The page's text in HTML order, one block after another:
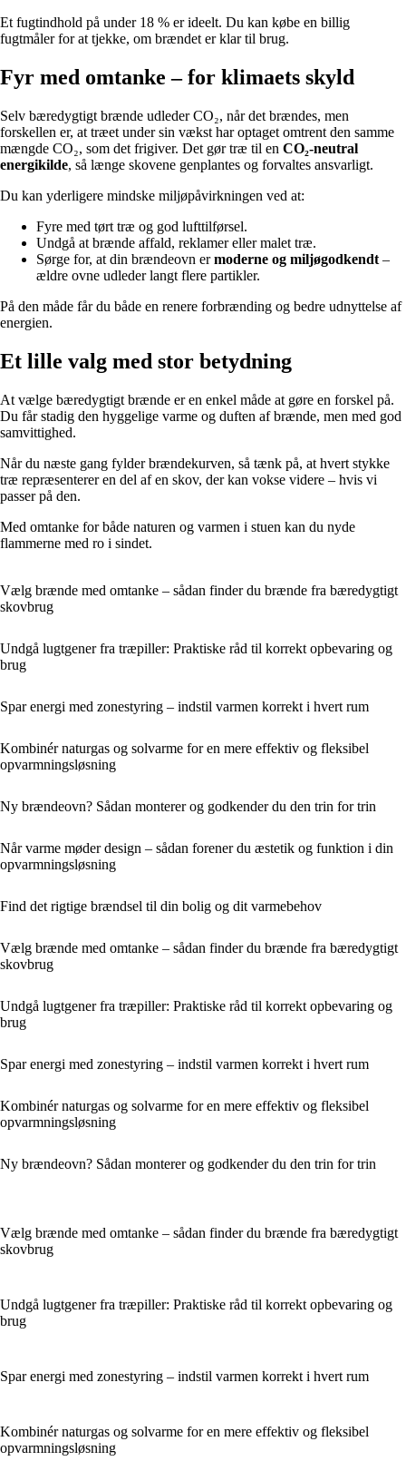
Et fugtindhold på under 18 % er ideelt. Du kan købe en billig
fugtmåler for at tjekke, om brændet er klar til brug.
Fyr med omtanke – for klimaets skyld
Selv bæredygtigt brænde udleder CO₂, når det brændes, men
forskellen er, at træet under sin vækst har optaget omtrent den samme
mængde CO₂, som det frigiver. Det gør træ til en CO₂-neutral
energikilde, så længe skovene genplantes og forvaltes ansvarligt.
Du kan yderligere mindske miljøpåvirkningen ved at:
Fyre med tørt træ og god lufttilførsel.
Undgå at brænde affald, reklamer eller malet træ.
Sørge for, at din brændeovn ermoderne og miljøgodkendt –
ældre ovne udleder langt flere partikler.
På den måde får du både en renere forbrænding og bedre udnyttelse af
energien.
Et lille valg med stor betydning
At vælge bæredygtigt brænde er en enkel måde at gøre en forskel på.
Du får stadig den hyggelige varme og duften af brænde, men med god
samvittighed.
Når du næste gang fylder brændekurven, så tænk på, at hvert stykke
træ repræsenterer en del af en skov, der kan vokse videre – hvis vi
passer på den.
Med omtanke for både naturen og varmen i stuen kan du nyde
flammerne med ro i sindet.
Vælg brænde med omtanke – sådan finder du brænde fra bæredygtigt
skovbrug
Undgå lugtgener fra træpiller: Praktiske råd til korrekt opbevaring og
brug
Spar energi med zonestyring – indstil varmen korrekt i hvert rum
Kombinér naturgas og solvarme for en mere effektiv og fleksibel
opvarmningsløsning
Ny brændeovn? Sådan monterer og godkender du den trin for trin
Når varme møder design – sådan forener du æstetik og funktion i din
opvarmningsløsning
Find det rigtige brændsel til din bolig og dit varmebehov
Vælg brænde med omtanke – sådan finder du brænde fra bæredygtigt
skovbrug
Undgå lugtgener fra træpiller: Praktiske råd til korrekt opbevaring og
brug
Spar energi med zonestyring – indstil varmen korrekt i hvert rum
Kombinér naturgas og solvarme for en mere effektiv og fleksibel
opvarmningsløsning
Ny brændeovn? Sådan monterer og godkender du den trin for trin
Vælg brænde med omtanke – sådan finder du brænde fra bæredygtigt
skovbrug
Undgå lugtgener fra træpiller: Praktiske råd til korrekt opbevaring og
brug
Spar energi med zonestyring – indstil varmen korrekt i hvert rum
Kombinér naturgas og solvarme for en mere effektiv og fleksibel
opvarmningsløsning